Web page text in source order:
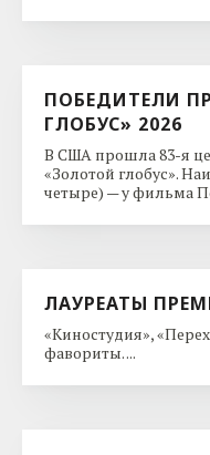
ПОБЕДИТЕЛИ
ГЛОБУС» 2026
В США прошла 83-я
«Золотой глобус».
четыре) — у фильма
ЛАУРЕАТЫ
«Киностудия»,
фавориты. ...